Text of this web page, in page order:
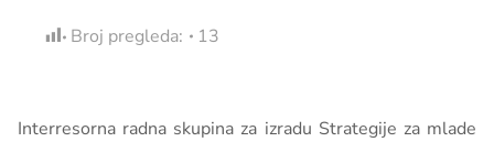
Broj pregleda: 13
Interresorna radna skupina za izradu Strategije za mlade